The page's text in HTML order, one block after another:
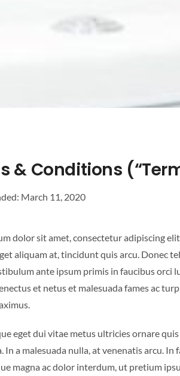
& Conditions
March 11, 2020
dolor sit amet, consectetur adipiscing
aliquam at, tincidunt quis arcu. Donec
ante ipsum primis in faucibus
et netus et malesuada fames ac
eget dui vitae metus ultricies ornare
In a malesuada nulla, at venenatis arcu.
magna ac dolor interdum, ut pretium